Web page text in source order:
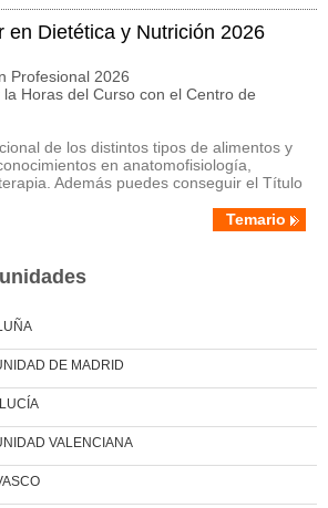
en Dietética y Nutrición 2026
Profesional 2026
la Horas del Curso con el Centro de
de los distintos tipos de alimentos y
en anatomofisiología,
Además puedes conseguir el Título
Temario
DE MADRID
VALENCIANA